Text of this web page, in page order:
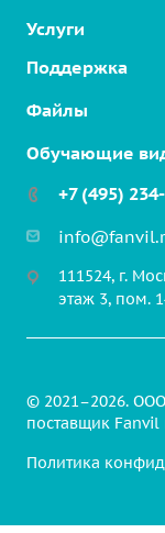
SIP-телефоны
Linkvil
VoIP шлюзы
Бизнес-
Аксессуары
Услуги
Облачные
Интерком на
Промышленные
Медицинские
Транспортные
Поддержка
Файлы
Обучающие
+7 (495)
111524, г.
этаж 3, пом.
© 2021–2026.
поставщик
Политика